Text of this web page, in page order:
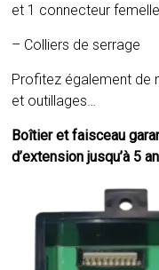
et 1 connecteur femelle
– Colliers de serrage
Profitez également de
et outillages…
Boîtier et faisceau
d’extension jusqu’à 5